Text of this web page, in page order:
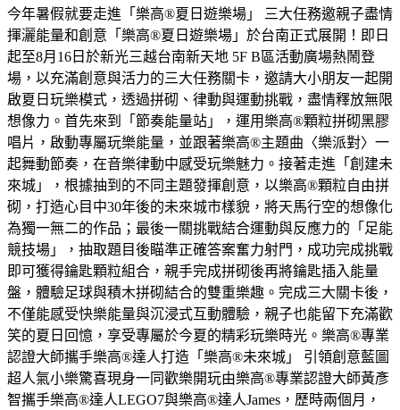
今年暑假就要走進「樂高®夏日遊樂場」 三大任務邀親子盡情
揮灑能量和創意「樂高®夏日遊樂場」於台南正式展開！即日
起至8月16日於新光三越台南新天地 5F B區活動廣場熱鬧登
場，以充滿創意與活力的三大任務關卡，邀請大小朋友一起開
啟夏日玩樂模式，透過拼砌、律動與運動挑戰，盡情釋放無限
想像力。首先來到「節奏能量站」，運用樂高®顆粒拼砌黑膠
唱片，啟動專屬玩樂能量，並跟著樂高®主題曲〈樂派對〉一
起舞動節奏，在音樂律動中感受玩樂魅力。接著走進「創建未
來城」，根據抽到的不同主題發揮創意，以樂高®顆粒自由拼
砌，打造心目中30年後的未來城市樣貌，將天馬行空的想像化
為獨一無二的作品；最後一關挑戰結合運動與反應力的「足能
競技場」，抽取題目後瞄準正確答案奮力射門，成功完成挑戰
即可獲得鑰匙顆粒組合，親手完成拼砌後再將鑰匙插入能量
盤，體驗足球與積木拼砌結合的雙重樂趣。完成三大關卡後，
不僅能感受快樂能量與沉浸式互動體驗，親子也能留下充滿歡
笑的夏日回憶，享受專屬於今夏的精彩玩樂時光。樂高®專業
認證大師攜手樂高®達人打造「樂高®未來城」 引領創意藍圖
超人氣小樂驚喜現身一同歡樂開玩由樂高®專業認證大師黃彥
智攜手樂高®達人LEGO7與樂高®達人James，歷時兩個月，